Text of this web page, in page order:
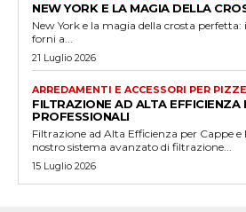
NEW YORK E LA MAGIA DELLA
New York e la magia della crosta
forni a...
21 Luglio 2026
ARREDAMENTI E ACCESSORI PER
FILTRAZIONE AD ALTA EFFICIENZA
PROFESSIONALI
Filtrazione ad Alta Efficienza per Cappe e
nostro sistema avanzato di filtrazione...
15 Luglio 2026